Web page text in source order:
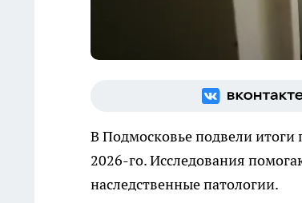
В Подмосковье подвели итоги
2026-го. Исследования
наследственные патологии.